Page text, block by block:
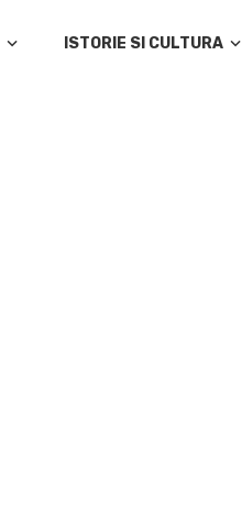
ISTORIE SI CULTURA